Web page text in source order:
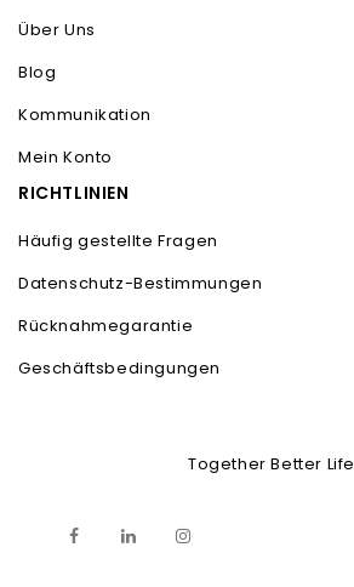
Über Uns
Blog
Kommunikation
Mein Konto
RICHTLINIEN
Häufig gestellte Fragen
Datenschutz-Bestimmungen
Rücknahmegarantie
Geschäftsbedingungen
Together Better Life